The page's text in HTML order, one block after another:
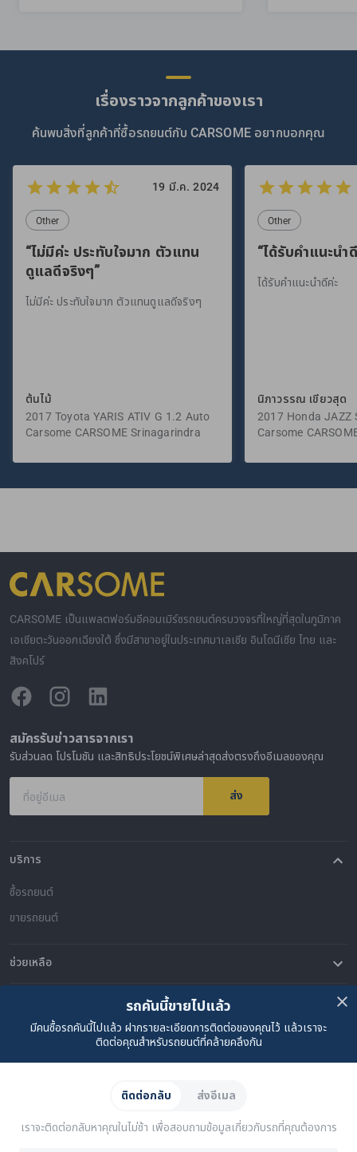
เรื่องราวจากลูกค้าของเรา
ค้นพบสิ่งที่ลูกค้าที่ซื้อรถยนต์กับ CARSOME อยากบอกคุณ
19 มี.ค. 2024
Other
“ไม่มีค่ะ ประทับใจมาก ตัวแทน
ดูแลดีจริงๆ”
ไม่มีค่ะ ประทับใจมาก ตัวแทนดูแลดีจริงๆ
ต้นไม้
2017 Toyota YARIS ATIV G 1.2 Auto
Carsome CARSOME Srinagarindra
Other
“ได้รับคำแนะนำ
ได้รับคำแนะนำดีค่ะ
นิภาวรรณ เขียวสุด
2017 Honda JAZZ
Carsome
รถคันนี้ขายไปแล้ว
มีคนซื้อรถคันนี้ไปแล้ว ฝากรายละเอียดการติดต่อของคุณไว้ แล้วเราจะ
ติดต่อคุณสำหรับรถยนต์ที่คล้ายคลึงกัน
ติดต่อกลับ
ส่งอีเมล
เราจะติดต่อกลับหาคุณในไม่ช้า เพื่อสอบถามข้อมูลเกี่ยวกับรถที่คุณต้องการ
CARSOME เป็นแพลตฟอร์มอีคอมเมิร์ซรถยนต์ครบวงจรที่ใหญ่ที่สุดในภูมิภาค
เอเชียตะวันออกเฉียงใต้ ซึ่งมีสาขาอยู่ในประเทศมาเลเซีย อินโดนีเซีย ไทย และ
สิงคโปร์
สมัครรับข่าวสารจากเรา
รับส่วนลด โปรโมชัน และสิทธิประโยชน์พิเศษล่าสุดส่งตรงถึงอีเมลของคุณ
ที่อยู่อีเมล ส่ง
บริการ
ซื้อรถยนต์
ขายรถยนต์
ช่วยเหลือ
เรื่องราวของเรา
ซื้อรถจาก CARSOME
บทความ
การแจ้งเบาะแส
ร่วมงานกับเรา
Partner Websites